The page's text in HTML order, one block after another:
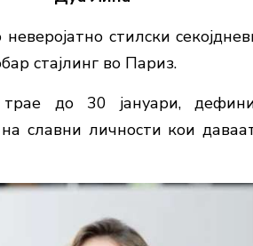
стилски
стајлинг во Париз.
до 30 јануари,
славни личности кои